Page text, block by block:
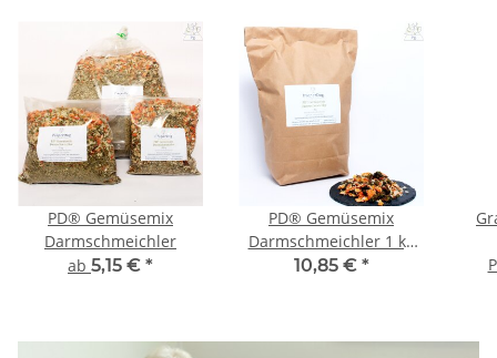
PD® Gemüsemix
Darmschmeichler
ab 5,15 € *
PD® Gemüsemix
Darmschmeichler 1 kg
Papiertüte
10,85 € *